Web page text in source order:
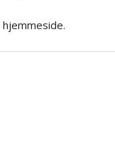
hjemmeside.